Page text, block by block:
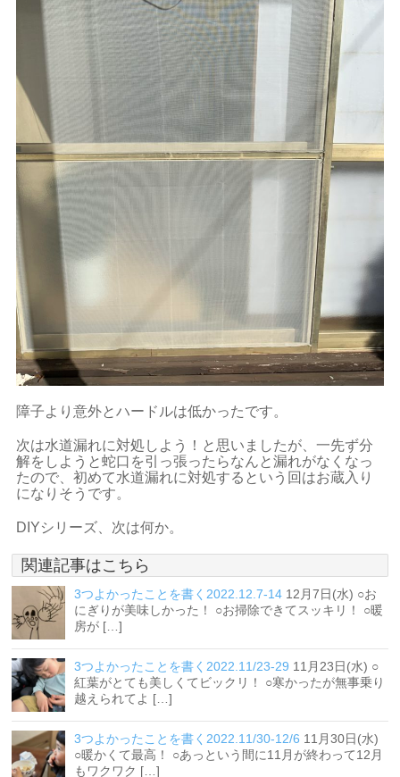
障子より意外とハードルは低かったです。
次は水道漏れに対処しよう！と思いましたが、一先ず分
解をしようと蛇口を引っ張ったらなんと漏れがなくなっ
たので、初めて水道漏れに対処するという回はお蔵入り
になりそうです。
DIYシリーズ、次は何か。
関連記事はこちら
3つよかったことを書く2022.12.7-14 12月7日(水) ○お
にぎりが美味しかった！ ○お掃除できてスッキリ！ ○暖
房が […]
3つよかったことを書く2022.11/23-29 11月23日(水) ○
紅葉がとても美しくてビックリ！ ○寒かったが無事乗り
越えられてよ […]
3つよかったことを書く2022.11/30-12/6 11月30日(水)
○暖かくて最高！ ○あっという間に11月が終わって12月
もワクワク […]